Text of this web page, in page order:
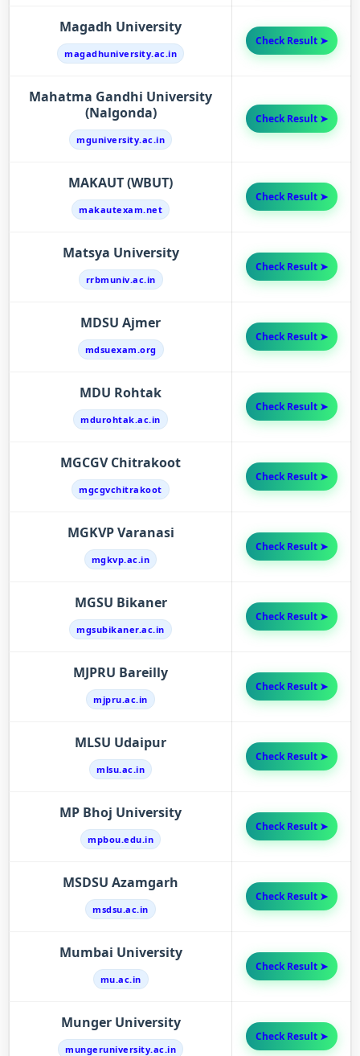
Magadh University
magadhuniversity.ac.in
Check Result ➤
Mahatma Gandhi University
(Nalgonda)
mguniversity.ac.in
Check Result ➤
MAKAUT (WBUT)
makautexam.net
Check Result ➤
Matsya University
rrbmuniv.ac.in
Check Result ➤
MDSU Ajmer
mdsuexam.org
Check Result ➤
MDU Rohtak
mdurohtak.ac.in
Check Result ➤
MGCGV Chitrakoot
mgcgvchitrakoot
Check Result ➤
MGKVP Varanasi
mgkvp.ac.in
Check Result ➤
MGSU Bikaner
mgsubikaner.ac.in
Check Result ➤
MJPRU Bareilly
mjpru.ac.in
Check Result ➤
MLSU Udaipur
mlsu.ac.in
Check Result ➤
MP Bhoj University
mpbou.edu.in
Check Result ➤
MSDSU Azamgarh
msdsu.ac.in
Check Result ➤
Mumbai University
mu.ac.in
Check Result ➤
Munger University
mungeruniversity.ac.in
Check Result ➤